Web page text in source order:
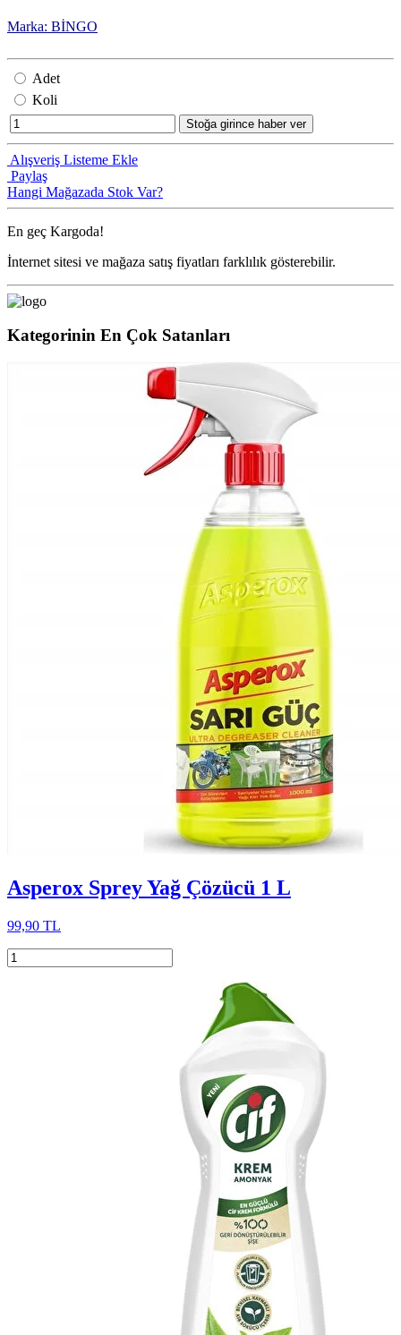
Marka: BİNGO
Adet
Koli
Stoğa girince haber ver
Alışveriş Listeme Ekle
Paylaş
Hangi Mağazada Stok Var?
En geç Kargoda!
İnternet sitesi ve mağaza satış fiyatları farklılık gösterebilir.
Kategorinin En Çok Satanları
Asperox Sprey Yağ Çözücü 1 L
99,90 TL